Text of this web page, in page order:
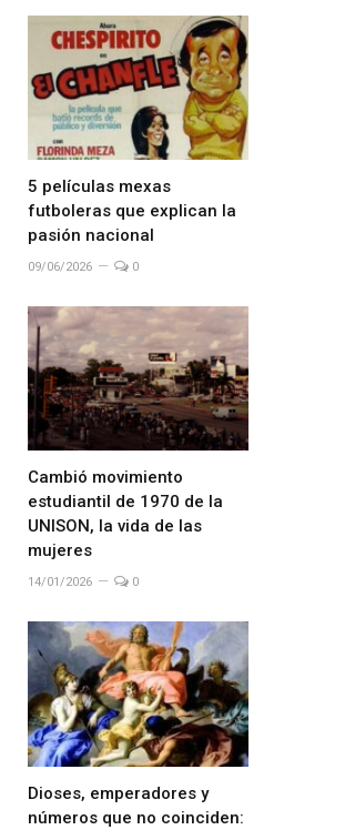
5 películas mexas
futboleras que explican la
pasión nacional
09/06/2026 0
Cambió movimiento
estudiantil de 1970 de la
UNISON, la vida de las
mujeres
14/01/2026 0
Dioses, emperadores y
números que no coinciden: